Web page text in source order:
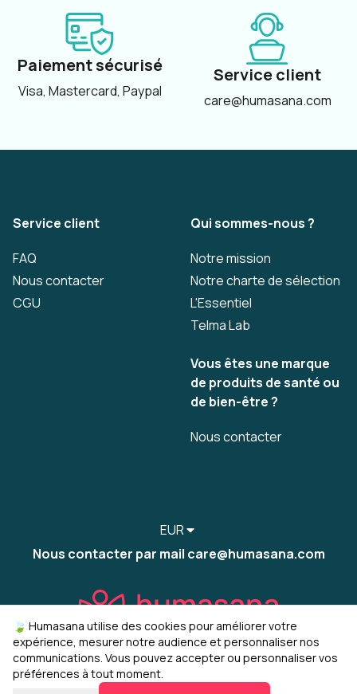
Paiement sécurisé
Visa, Mastercard, Paypal
Service client
care@humasana.com
Service client
FAQ
Nous contacter
CGU
Qui sommes-nous ?
Notre mission
Notre charte de sélection
L'Essentiel
Telma Lab
Vous êtes une marque
de produits de santé ou
de bien-être ?
Nous contacter
EUR
Nous contacter par mail care@humasana.com
🍃 Humasana utilise des cookies pour améliorer votre
expérience, mesurer notre audience et personnaliser nos
communications. Vous pouvez accepter ou personnaliser vos
préférences à tout moment.